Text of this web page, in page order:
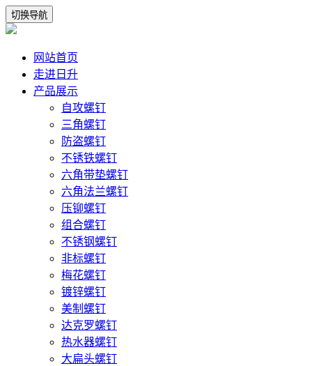
切换导航
网站首页
走进日升
产品展示
自攻螺钉
三角螺钉
防盗螺钉
不锈铁螺钉
六角带垫螺钉
六角法兰螺钉
压铆螺钉
组合螺钉
不锈钢螺钉
非标螺钉
梅花螺钉
镀锌螺钉
美制螺钉
达克罗螺钉
热水器螺钉
大扁头螺钉